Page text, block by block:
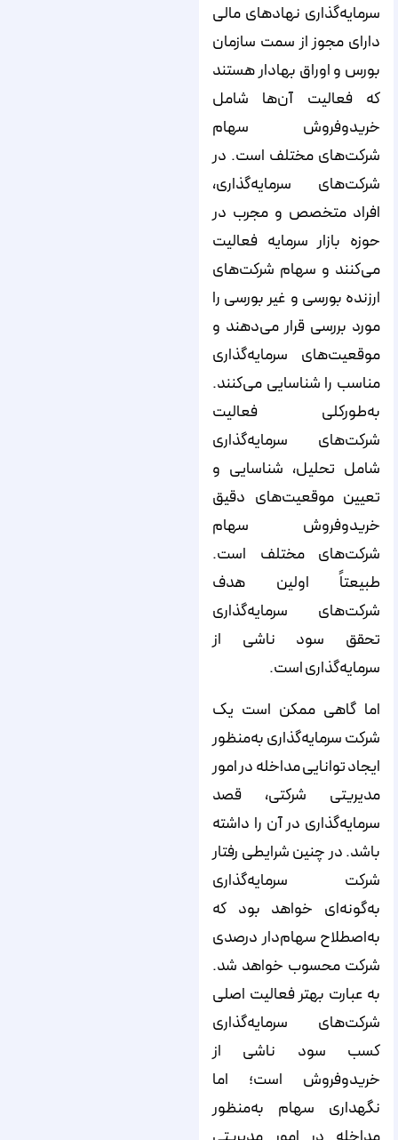
سرمایه‌‌‌‌‌‌گذاری نهادهای مالی
دارای مجوز از سمت سازمان
بورس و اوراق بهادار هستند
که فعالیت آن‌ها شامل
خریدوفروش سهام
شرکت‌های مختلف است. در
شرکت‌های سرمایه‌گذاری،
افراد متخصص و مجرب در
حوزه بازار سرمایه فعالیت
می‌کنند و سهام شرکت‌‌‌‌‌‌های
ارزنده بورسی و غیر بورسی را
مورد بررسی قرار می‌‌‌‌‌‌دهند و
موقعیت‌های سرمایه‌گذاری
مناسب را شناسایی می‌کنند.
به‌طورکلی فعالیت
شرکت‌‌‌‌‌‌های سرمایه‌‌‌‌‌‌گذاری
شامل تحلیل، شناسایی و
تعیین موقعیت‌های دقیق
خریدوفروش سهام
شرکت‌های مختلف است.
طبیعتاً اولین هدف
شرکت‌‌‌‌‌‌های سرمایه‌‌‌‌‌‌گذاری
تحقق سود ناشی از
سرمایه‌‌‌‌‌‌گذاری است.
اما گاهی ممکن است یک
شرکت سرمایه‌‌‌‌‌‌گذاری به‌منظور
ایجاد توانایی مداخله در امور
مدیریتی شرکتی، قصد
سرمایه‌‌‌‌‌‌گذاری در آن را داشته
باشد. در چنین شرایطی رفتار
شرکت سرمایه‌‌‌‌‌‌گذاری
به‌‌‌‌‌‌گونه‌‌‌‌‌‌ای خواهد بود که
به‌اصطلاح سهام‌دار درصدی
شرکت محسوب خواهد شد.
به عبارت بهتر فعالیت اصلی
شرکت‌‌‌‌‌‌های سرمایه‌‌‌‌‌‌گذاری
کسب سود ناشی از
خریدوفروش است؛ اما
نگهداری سهام به‌منظور